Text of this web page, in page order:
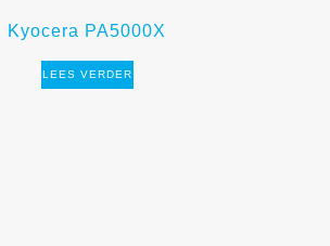
Kyocera PA5000X
LEES VERDER